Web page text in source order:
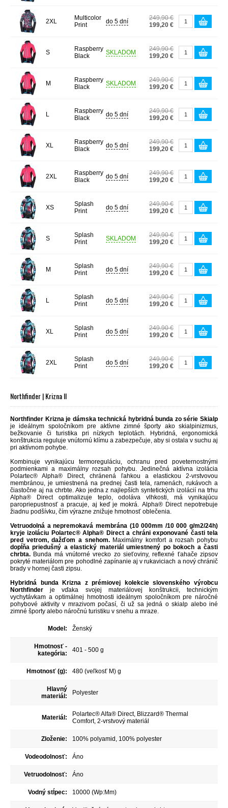
2XL
Multicolor
Print
do 5 dní
249,90 €
199,20 €
S
Raspberry
Black
SKLADOM
249,90 €
199,20 €
M
Raspberry
Black
SKLADOM
249,90 €
199,20 €
L
Raspberry
Black
do 5 dní
249,90 €
199,20 €
XL
Raspberry
Black
do 5 dní
249,90 €
199,20 €
2XL
Raspberry
Black
do 5 dní
249,90 €
199,20 €
XS
Splash
Print
do 5 dní
249,90 €
199,20 €
S
Splash
Print
SKLADOM
249,90 €
199,20 €
M
Splash
Print
do 5 dní
249,90 €
199,20 €
L
Splash
Print
do 5 dní
249,90 €
199,20 €
XL
Splash
Print
do 5 dní
249,90 €
199,20 €
2XL
Splash
Print
do 5 dní
249,90 €
199,20 €
Northfinder | Krizna II
Northfinder Krizna je dámska technická hybridná bunda zo série Skialp
je ideálnym spoločníkom pre aktívne zimné športy ako skialpinizmus,
bežkovanie či turistika pri nízkych teplotách. Hybridná, ergonomická
konštrukcia reguluje vnútornú klímu a zabezpečuje, aby si ostala v suchu aj
pri aktívnom pohybe.
Kombinuje vynikajúcu termoreguláciu, ochranu pred poveternostnými
podmienkami a maximálny rozsah pohybu. Jedinečná aktívna izolácia
Polartec® Alpha® Direct, chránená ľahkou a elastickou 2-vrstvovou
membránou, je umiestnená na prednej časti tela, ramenách, rukávoch a
čiastočne aj na chrbte. Ako jedna z najlepších syntetických izolácií na trhu
Alpha® Direct optimalizuje teplo, odoláva vlhkosti, má vynikajúcu
paropriepustnosť a pracuje, aj keď je mokrá. Alpha® Direct nepotrebuje
žiadnu podšívku, čím výrazne znižuje hmotnosť oblečenia.
Vetruodolná a nepremokavá membrána (10 000mm /10 000 g/m2/24h)
kryje izoláciu Polartec® Alpha® Direct a chráni exponované časti tela
pred vetrom, dažďom a snehom.Maximálny komfort a rozsah pohybu
dopĺňa priedušný a elastický materiál umiestnený po bokoch a časti
chrbta. Bunda má vnútorné vrecko zo sieťoviny, reflexné ťahače zipsov
pokryté materiálom pre pohodlné zapínanie aj v rukaviciach a nový chránič
brady v hornej časti zipsu.
Hybridná bunda Krizna z prémiovej kolekcie slovenského výrobcu
Northfinder je vďaka svojej materiálovej konštrukcii, technickým
vychytávkam a optimálnej hmotnosti ideálnym spoločníkom pre náročné
pohybové aktivity v mrazivom počasí, či už sa jedná o skialp alebo iné
zimné športy alebo náročnú turistiku v snehu a mraze.
Model: Ženský
Hmotnosť -
kategória:
401 - 500 g
Hmotnosť (g): 480 (veľkosť M) g
Hlavný
materiál:
Polyester
Materiál:
Polartec® Alfa® Direct, Blizzard® Thermal
Comfort, 2-vrstvový materiál
Zloženie: 100% polyamid, 100% polyester
Vodeodolnosť: Áno
Vetruodolnosť: Áno
Vodný stĺpec: 10000 (Wp:Mm)